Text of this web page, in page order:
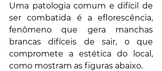
Uma patologia comum e difícil de
ser combatida é a eflorescência,
fenômeno que gera manchas
brancas difíceis de sair, o que
compromete a estética do local,
como mostram as figuras abaixo.